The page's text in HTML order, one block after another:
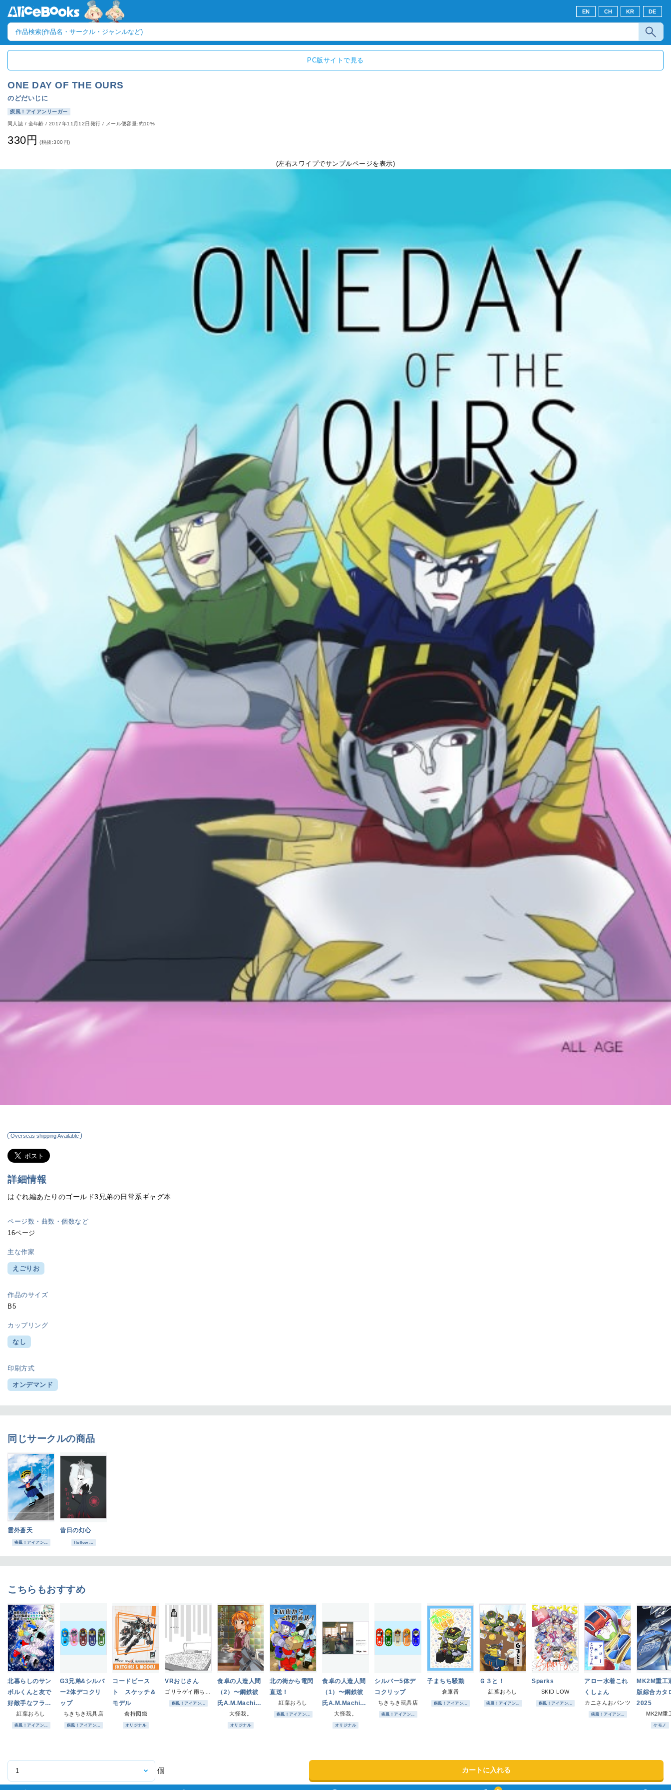
EN CH KR DE
PC版サイトで見る
ONE DAY OF THE OURS
のどだいじに
疾風！アイアンリーガー
同人誌 / 全年齢/2017年11月12日発行 / メール便容量:約10%
330円 (税抜:300円)
(左右スワイプでサンプルページを表示)
Overseas shipping Available
詳細情報
はぐれ編あたりのゴールド3兄弟の日常系ギャグ本
ページ数・曲数・個数など
16ページ
主な作家
えごりお
作品のサイズ
B5
カップリング
なし
印刷方式
オンデマンド
同じサークルの商品
雲外蒼天
疾風！アイアン...
昔日の灯心
Hollow ...
こちらもおすすめ
北暮らしのサン
ボルくんと友で
好敵手なフラキ
ドくんと軍師
（？）のウイン
紅葉おろし
疾風！アイアン...
G3兄弟&シルバ
ー2体デコクリ
ップ
ちきちき玩具店
疾風！アイアン...
コードビース
ト スケッチ＆
モデル
倉持図鑑
オリジナル
VRおじさん
疾風！アイアン...
食卓の人造人間
（2）〜鋼鉄彼
氏A.M.Machina
外伝〜大怪我。
オリジナル
北の街から電閃
直送！
紅葉おろし
疾風！アイアン...
食卓の人造人間
（1）〜鋼鉄彼
氏A.M.Machina
外伝〜大怪我。
オリジナル
シルバー5体デ
コクリップ
ちきちき玩具店
疾風！アイアン...
子まちち騒動
倉庫番
疾風！アイアン...
Ｇ３と！
紅葉おろし
疾風！アイアン...
Sparks
SKID LOW
疾風！アイアン...
アロー水着これ
くしょん
カニさんおパンツ
疾風！アイアン...
MK2M重工
版綜合カタ
2025
MK2M重
ケモノ
個 カートに入れる